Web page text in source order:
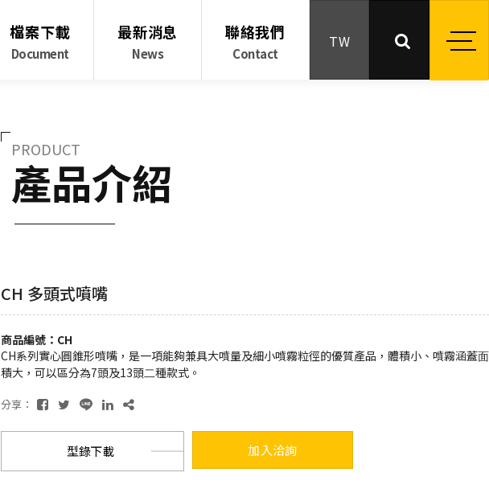
檔案下載
Document
最新消息
News
聯絡我們
Contact
TW
PRODUCT
產品介紹
CH 多頭式噴嘴
商品編號：CH
CH系列實⼼圓錐形噴嘴，是⼀項能夠兼具⼤噴量及細⼩噴霧粒徑的優質產品，體積⼩、噴霧涵蓋⾯
積⼤，可以區分為7頭及13頭⼆種款式。
分享：
型錄下載 加入洽詢